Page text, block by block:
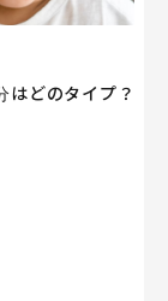
はどのタイプ？